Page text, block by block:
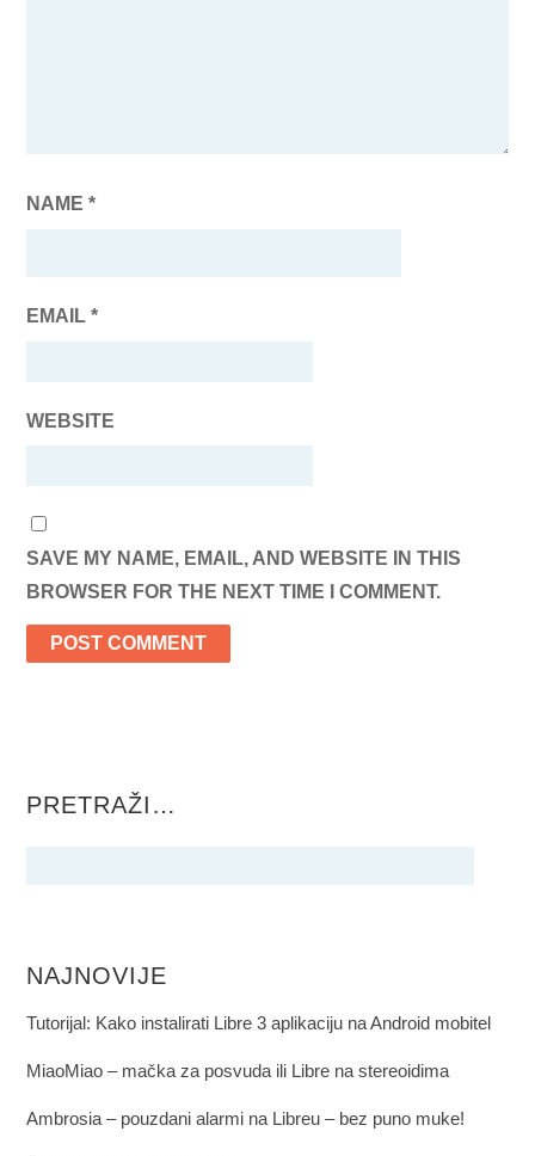
NAME*
EMAIL*
WEBSITE
SAVE MY NAME, EMAIL, AND WEBSITE IN THIS
BROWSER FOR THE NEXT TIME I COMMENT.
PRETRAŽI…
NAJNOVIJE
Tutorijal: Kako instalirati Libre 3 aplikaciju na Android mobitel
MiaoMiao – mačka za posvuda ili Libre na stereoidima
Ambrosia – pouzdani alarmi na Libreu – bez puno muke!